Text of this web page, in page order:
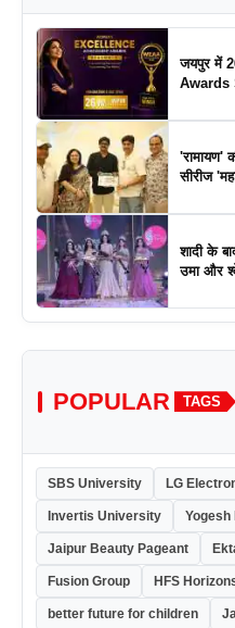
जयपुर में
Awards
'रामायण'
सीरीज
शादी के
उमा और
POPULAR TAGS
SBS University LG
Invertis University Yogesh
Jaipur Beauty Pageant
Fusion Group HFS
better future for children